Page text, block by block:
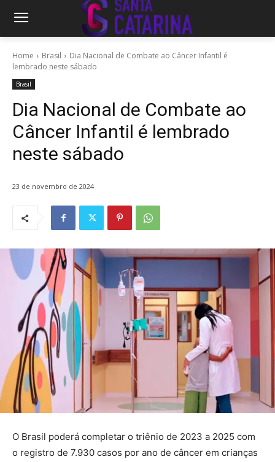
Home Brasil
Dia Nacional de Combate ao Câncer Infantil é
lembrado neste sábado
Brasil
Dia Nacional de Combate ao
Câncer Infantil é lembrado
neste sábado
23 de novembro de 2024
O Brasil poderá completar o triênio de 2023 a 2025 com
o registro de 7.930 casos por ano de câncer em crianças